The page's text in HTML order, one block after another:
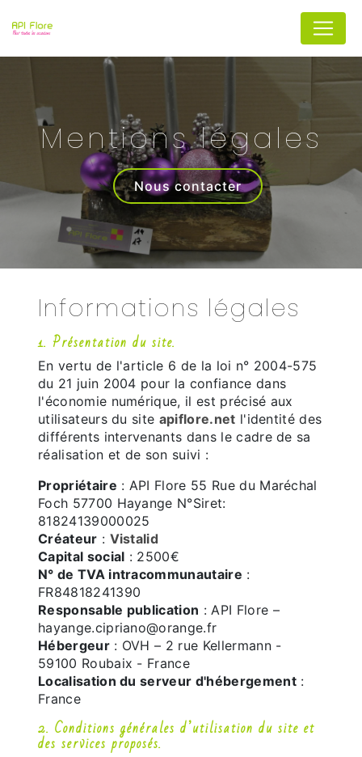
Mentions légales
Nous contacter
Informations légales
1. Présentation du site.
En vertu de l'article 6 de la loi n° 2004-575
du 21 juin 2004 pour la confiance dans
l'économie numérique, il est précisé aux
utilisateurs du site apiflore.net l'identité des
différents intervenants dans le cadre de sa
réalisation et de son suivi :
Propriétaire : API Flore 55 Rue du Maréchal
Foch 57700 Hayange N°Siret:
81824139000025
Créateur : Vistalid
Capital social : 2500€
N° de TVA intracommunautaire :
FR84818241390
Responsable publication : API Flore –
hayange.cipriano@orange.fr
Hébergeur: OVH – 2 rue Kellermann -
59100 Roubaix - France
Localisation du serveur d'hébergement:
France
2. Conditions générales d’utilisation du site et
des services proposés.